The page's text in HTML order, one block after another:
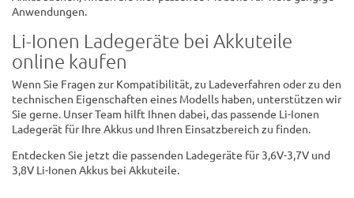
Anwendungen.
Li-Ionen Ladegeräte bei Akkuteile
online kaufen
Wenn Sie Fragen zur Kompatibilität, zu Ladeverfahren oder zu den
technischen Eigenschaften eines Modells haben, unterstützen wir
Sie gerne. Unser Team hilft Ihnen dabei, das passende Li-Ionen
Ladegerät für Ihre Akkus und Ihren Einsatzbereich zu finden.
Entdecken Sie jetzt die passenden Ladegeräte für 3,6V-3,7V und
3,8V Li-Ionen Akkus bei Akkuteile.